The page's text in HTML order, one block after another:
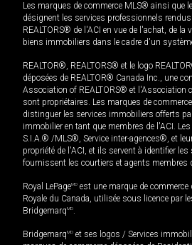
Les marques de commerce MLS® ainsi que
désignent les services professionnels
REALTORS® de l'ACI en vue de l'achat, de la
biens immobiliers dans le cadre d'un
REALTOR®, REALTORS® et le logo
déposées de REALTOR® Canada Inc., une
Association of REALTORS® et l'Association
sont propriétaires. Les marques de
distinguer les services immobiliers offerts
immobilier en tant que membres de l'ACI.
S.I.A.® /MLS®, Service inter-agences®, et
propriété de l'ACI, et ils servent à identifier
fournissent les courtiers et agents membres
Royal LePageMD est une marque de commerce
Royale du Canada, utilisée sous licence par
BridgemarqMD.
BridgemarqMD et ses logos / Services